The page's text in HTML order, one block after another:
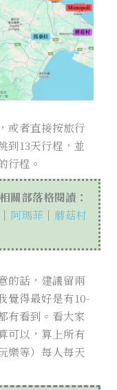
或者直接按旅行
到13天行程，並
行程。
關部落格閱讀：
｜ 阿瑪菲 ｜ 蘑菇村
的話，建議留兩
覺得最好是有10-
有看到。看大家
可以，算上所有
樂等）每人每天